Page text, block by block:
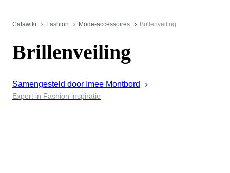
Catawiki Fashion Mode-accessoires Brillenveiling
Brillenveiling
Samengesteld door Imee Montbord
Expert in Fashion inspiratie